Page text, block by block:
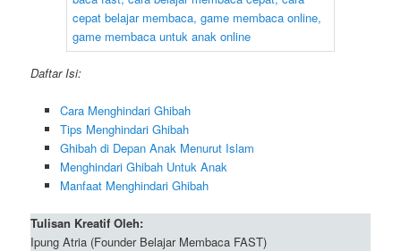
Daftar Isi:
Cara Menghindari Ghibah
Tips Menghindari Ghibah
Ghibah di Depan Anak Menurut Islam
Menghindari Ghibah Untuk Anak
Manfaat Menghindari Ghibah
Tulisan Kreatif Oleh:
Ipung Atria (Founder Belajar Membaca FAST)